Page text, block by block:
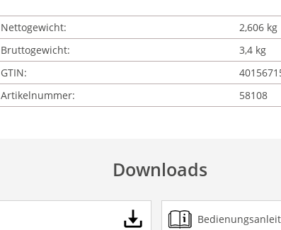
Nettogewicht:
2,606 kg
Bruttogewicht:
3,4 kg
GTIN:
Artikelnummer:
58108
Downloads